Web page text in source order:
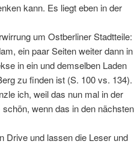
kann. Es liegt eben in der
um Ostberliner Stadtteile:
ein paar Seiten weiter dann in
in ein und demselben Laden
zu finden ist (S. 100 vs. 134).
ich, weil das nun mal in der
wenn das in den nächsten
Drive und lassen die Leser und